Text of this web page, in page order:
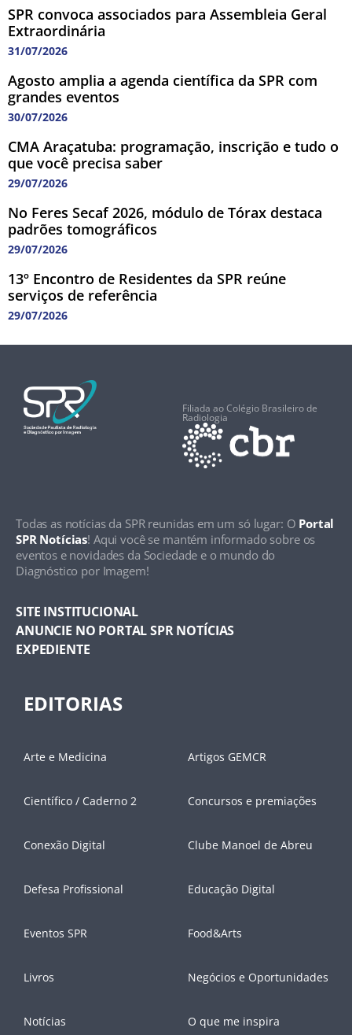
SPR convoca associados para Assembleia Geral
Extraordinária
31/07/2026
Agosto amplia a agenda científica da SPR com
grandes eventos
30/07/2026
CMA Araçatuba: programação, inscrição e tudo o
que você precisa saber
29/07/2026
No Feres Secaf 2026, módulo de Tórax destaca
padrões tomográficos
29/07/2026
13º Encontro de Residentes da SPR reúne
serviços de referência
29/07/2026
Filiada ao Colégio Brasileiro de
Radiologia
Todas as notícias da SPR reunidas em um só lugar: O Portal
SPR Notícias! Aqui você se mantém informado sobre os
eventos e novidades da Sociedade e o mundo do
Diagnóstico por Imagem!
SITE INSTITUCIONAL
ANUNCIE NO PORTAL SPR NOTÍCIAS
EXPEDIENTE
EDITORIAS
Arte e Medicina Artigos GEMCR
Científico / Caderno 2 Concursos e premiações
Conexão Digital Clube Manoel de Abreu
Defesa Profissional Educação Digital
Eventos SPR Food&Arts
Livros Negócios e Oportunidades
Notícias O que me inspira